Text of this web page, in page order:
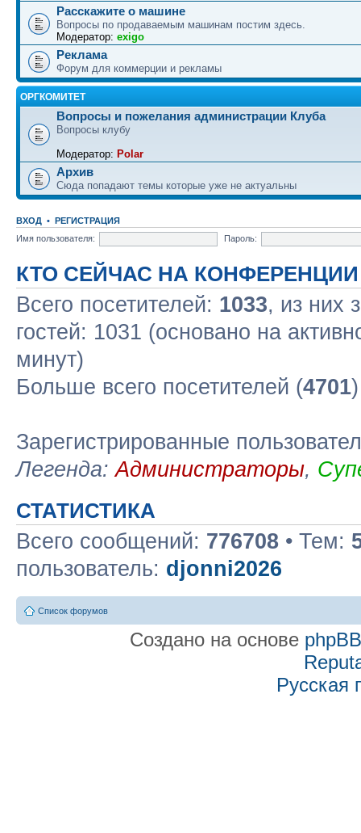
Расскажите о машине
Вопросы по продаваемым машинам постим здесь.
Модератор: exigo
Реклама
Форум для коммерции и рекламы
ОРГКОМИТЕТ
Вопросы и пожелания администрации Клуба
Вопросы клубу
Модератор: Polar
Архив
Сюда попадают темы которые уже не актуальны
ВХОД • РЕГИСТРАЦИЯ
Имя пользователя:
Пароль:
КТО СЕЙЧАС НА КОНФЕРЕНЦИИ
Всего посетителей: 1033, из них
гостей: 1031 (основано на
минут)
Больше всего посетителей (4701
Зарегистрированные
Легенда:Администраторы,
СТАТИСТИКА
Всего сообщений: 776708 • Тем:
пользователь: djonni2026
Список форумов
Создано на основе phpBB
Русская